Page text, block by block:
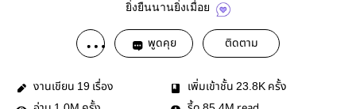
ยิ่งยืนนานยิ่งเมื่อย
พูดคุย ติดตาม
งานเขียน 19 เรื่อง เพิ่มเข้าชั้น 23.8K ครั้ง